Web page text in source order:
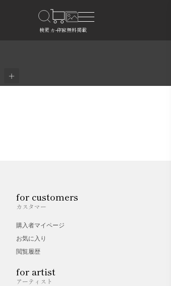
＋
for customers
カスタマー
購入者マイページ
お気に入り
閲覧履歴
for artist
アーティスト